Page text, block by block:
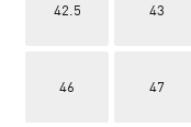
42.5 43
46 47